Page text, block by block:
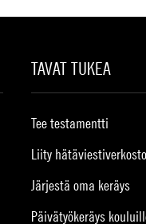
TAVAT TUKEA
Tee testamentti
Liity
Järjestä oma keräys
Päivätyökeräys